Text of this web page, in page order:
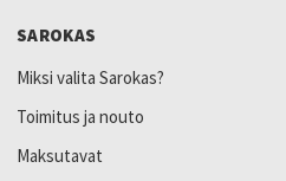
SAROKAS
Miksi valita Sarokas?
Toimitus ja nouto
Maksutavat